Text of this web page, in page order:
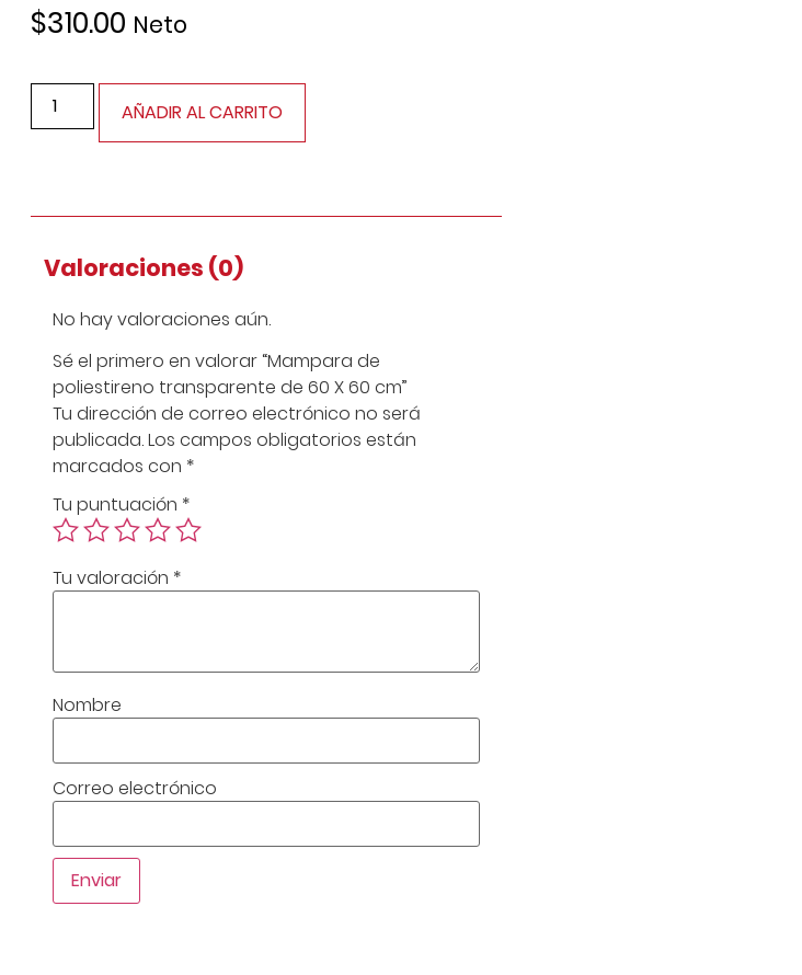
$310.00 Neto
AÑADIR AL CARRITO
Valoraciones (0)
No hay valoraciones aún.
Sé el primero en valorar “Mampara de
poliestireno transparente de 60 X 60 cm”
Tu dirección de correo electrónico no será
publicada.Los campos obligatorios están
marcados con *
Tu puntuación *
Tu valoración *
Nombre
Correo electrónico